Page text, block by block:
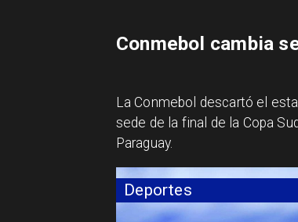
Deportes
Conmebol cambia
La Conmebol descartó el
sede de la final de la Copa
Paraguay.